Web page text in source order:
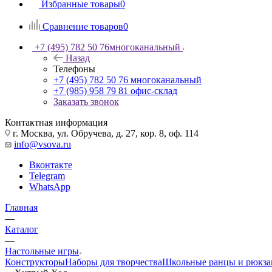
Избранные товары0
Сравнение товаров0
+7 (495) 782 50 76многоканальный
Назад
Телефоны
+7 (495) 782 50 76 многоканальный
+7 (985) 958 79 81 офис-склад
Заказать звонок
Контактная информация
г. Москва, ул. Обручева, д. 27, кор. 8, оф. 114
info@vsova.ru
Вконтакте
Telegram
WhatsApp
Главная
—
Каталог
—
Настольные игры
КонструкторыНаборы для творчестваШкольные ранцы и